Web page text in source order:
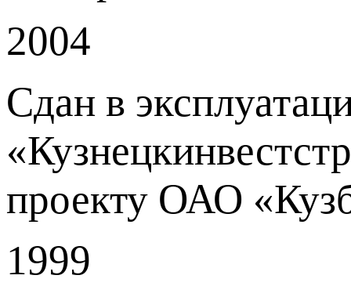
2004
Сдан в
проекту ОАО
1999